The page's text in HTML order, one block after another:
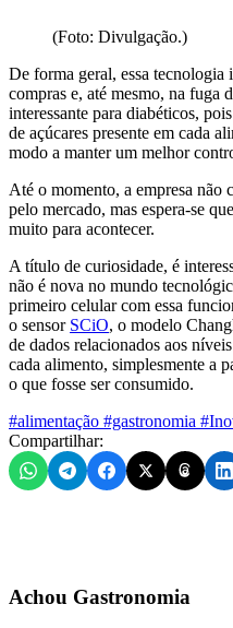
(Foto: Divulgação.)
De forma geral, essa
compras e, até mesmo, na fuga
interessante para diabéticos,
de açúcares presente em cada
modo a manter um melhor
Até o momento, a empresa não
pelo mercado, mas espera-se
muito para acontecer.
A título de curiosidade, é
não é nova no mundo
primeiro celular com essa
o sensor SCiO, o modelo
de dados relacionados aos
cada alimento, simplesmente a
o que fosse ser consumido.
#alimentação #gastronomia
Compartilhar:
Achou Gastronomia